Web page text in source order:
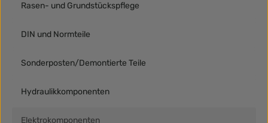
Rasen- und Grundstückspflege
DIN und Normteile
Sonderposten/Demontierte Teile
Hydraulikkomponenten
Elektrokomponenten